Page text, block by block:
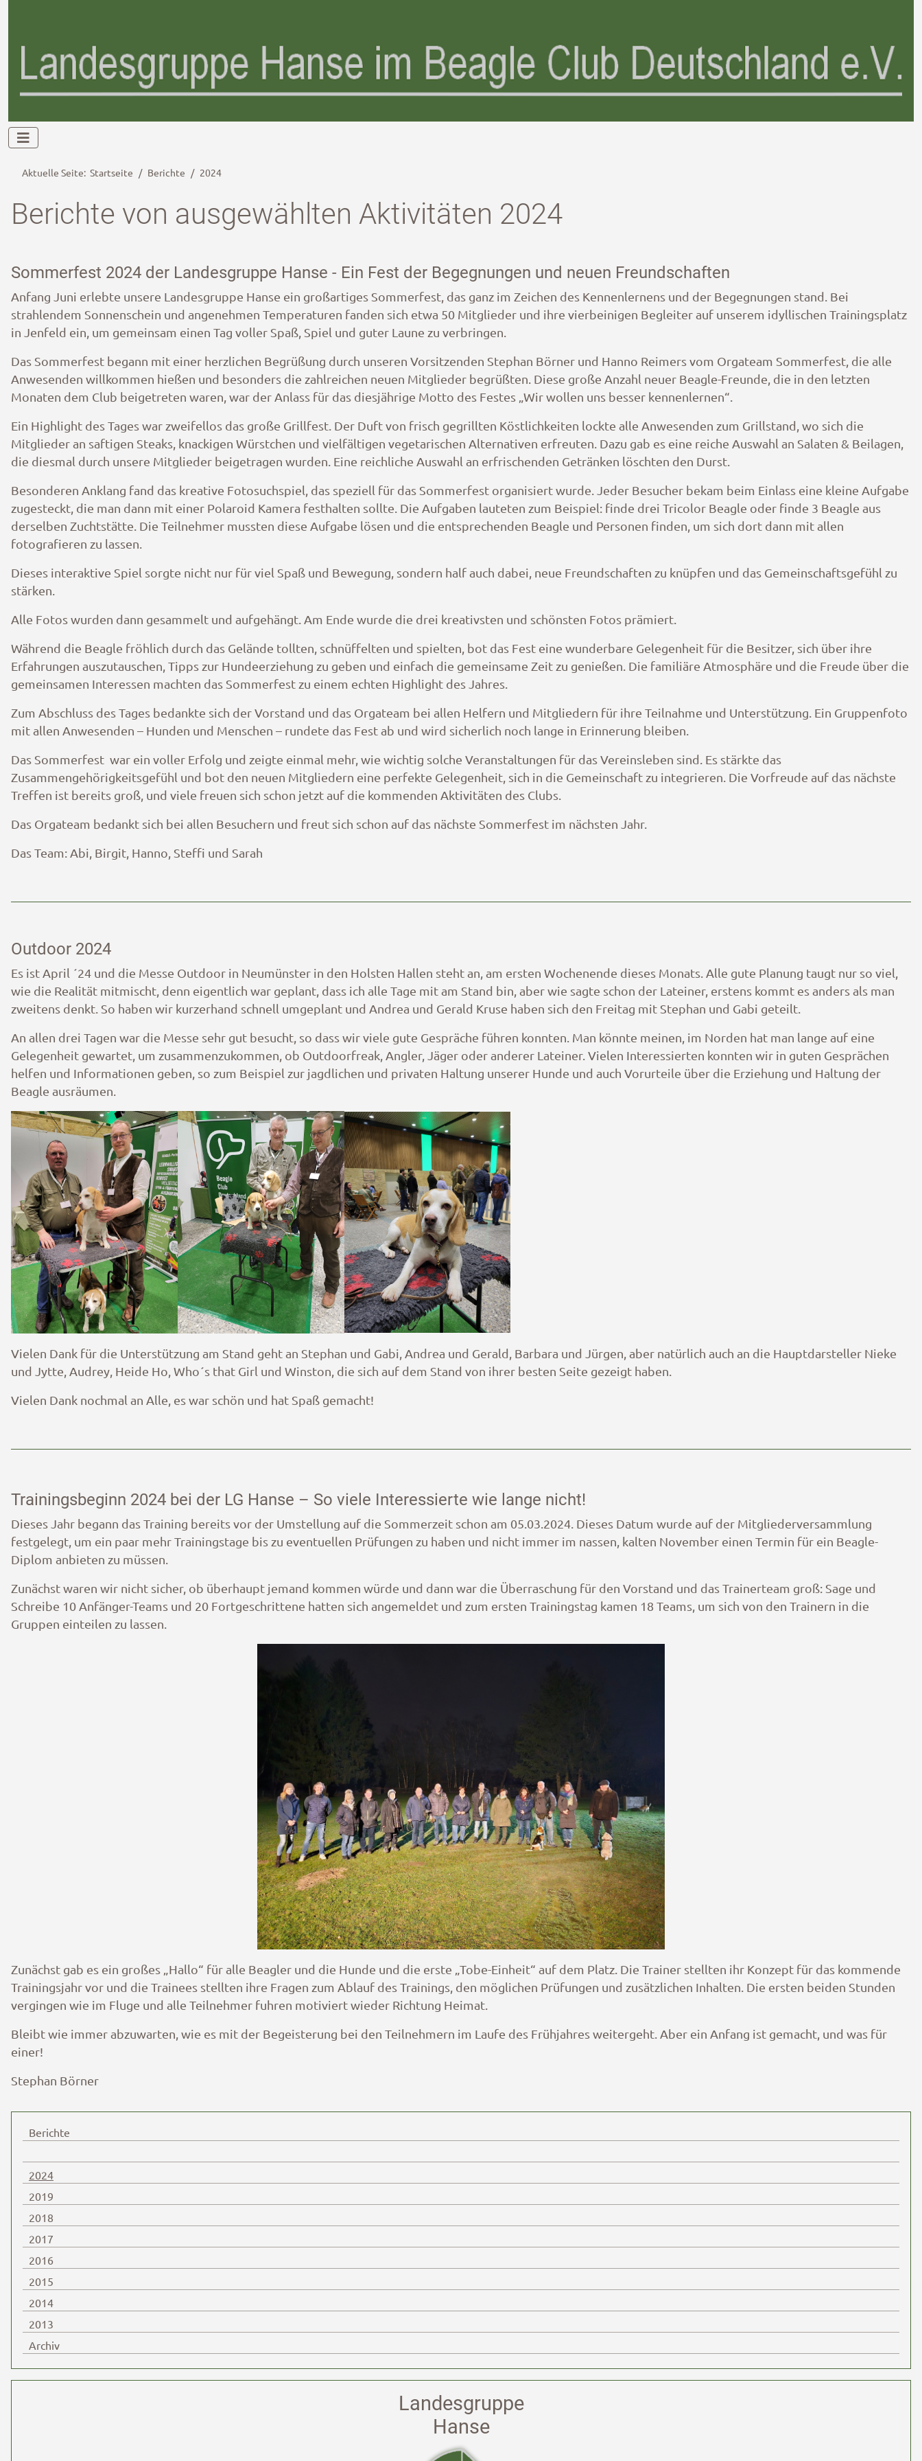
Berichte
2024
2019
2018
2017
2016
2015
2014
2013
Archiv
Landesgruppe
Hanse
Aktuelle Seite: Startseite Berichte 2024
Berichte von ausgewählten Aktivitäten 2024
Sommerfest 2024 der Landesgruppe Hanse - Ein Fest der Begegnungen und neuen Freundschaften
Anfang Juni erlebte unsere Landesgruppe Hanse ein großartiges Sommerfest, das ganz im Zeichen des Kennenlernens und der Begegnungen stand. Bei
strahlendem Sonnenschein und angenehmen Temperaturen fanden sich etwa 50 Mitglieder und ihre vierbeinigen Begleiter auf unserem idyllischen Trainingsplatz
in Jenfeld ein, um gemeinsam einen Tag voller Spaß, Spiel und guter Laune zu verbringen.
Das Sommerfest begann mit einer herzlichen Begrüßung durch unseren Vorsitzenden Stephan Börner und Hanno Reimers vom Orgateam Sommerfest, die alle
Anwesenden willkommen hießen und besonders die zahlreichen neuen Mitglieder begrüßten. Diese große Anzahl neuer Beagle-Freunde, die in den letzten
Monaten dem Club beigetreten waren, war der Anlass für das diesjährige Motto des Festes „Wir wollen uns besser kennenlernen“.
Ein Highlight des Tages war zweifellos das große Grillfest. Der Duft von frisch gegrillten Köstlichkeiten lockte alle Anwesenden zum Grillstand, wo sich die
Mitglieder an saftigen Steaks, knackigen Würstchen und vielfältigen vegetarischen Alternativen erfreuten. Dazu gab es eine reiche Auswahl an Salaten & Beilagen,
die diesmal durch unsere Mitglieder beigetragen wurden. Eine reichliche Auswahl an erfrischenden Getränken löschten den Durst.
Besonderen Anklang fand das kreative Fotosuchspiel, das speziell für das Sommerfest organisiert wurde. Jeder Besucher bekam beim Einlass eine kleine Aufgabe
zugesteckt, die man dann mit einer Polaroid Kamera festhalten sollte. Die Aufgaben lauteten zum Beispiel: finde drei Tricolor Beagle oder finde 3 Beagle aus
derselben Zuchtstätte. Die Teilnehmer mussten diese Aufgabe lösen und die entsprechenden Beagle und Personen finden, um sich dort dann mit allen
fotografieren zu lassen.
Dieses interaktive Spiel sorgte nicht nur für viel Spaß und Bewegung, sondern half auch dabei, neue Freundschaften zu knüpfen und das Gemeinschaftsgefühl zu
stärken.
Alle Fotos wurden dann gesammelt und aufgehängt. Am Ende wurde die drei kreativsten und schönsten Fotos prämiert.
Während die Beagle fröhlich durch das Gelände tollten, schnüffelten und spielten, bot das Fest eine wunderbare Gelegenheit für die Besitzer, sich über ihre
Erfahrungen auszutauschen, Tipps zur Hundeerziehung zu geben und einfach die gemeinsame Zeit zu genießen. Die familiäre Atmosphäre und die Freude über die
gemeinsamen Interessen machten das Sommerfest zu einem echten Highlight des Jahres.
Zum Abschluss des Tages bedankte sich der Vorstand und das Orgateam bei allen Helfern und Mitgliedern für ihre Teilnahme und Unterstützung. Ein Gruppenfoto
mit allen Anwesenden – Hunden und Menschen – rundete das Fest ab und wird sicherlich noch lange in Erinnerung bleiben.
Das Sommerfest war ein voller Erfolg und zeigte einmal mehr, wie wichtig solche Veranstaltungen für das Vereinsleben sind. Es stärkte das
Zusammengehörigkeitsgefühl und bot den neuen Mitgliedern eine perfekte Gelegenheit, sich in die Gemeinschaft zu integrieren. Die Vorfreude auf das nächste
Treffen ist bereits groß, und viele freuen sich schon jetzt auf die kommenden Aktivitäten des Clubs.
Das Orgateam bedankt sich bei allen Besuchern und freut sich schon auf das nächste Sommerfest im nächsten Jahr.
Das Team: Abi, Birgit, Hanno, Steffi und Sarah
Outdoor 2024
Es ist April ´24 und die Messe Outdoor in Neumünster in den Holsten Hallen steht an, am ersten Wochenende dieses Monats. Alle gute Planung taugt nur so viel,
wie die Realität mitmischt, denn eigentlich war geplant, dass ich alle Tage mit am Stand bin, aber wie sagte schon der Lateiner, erstens kommt es anders als man
zweitens denkt. So haben wir kurzerhand schnell umgeplant und Andrea und Gerald Kruse haben sich den Freitag mit Stephan und Gabi geteilt.
An allen drei Tagen war die Messe sehr gut besucht, so dass wir viele gute Gespräche führen konnten. Man könnte meinen, im Norden hat man lange auf eine
Gelegenheit gewartet, um zusammenzukommen, ob Outdoorfreak, Angler, Jäger oder anderer Lateiner. Vielen Interessierten konnten wir in guten Gesprächen
helfen und Informationen geben, so zum Beispiel zur jagdlichen und privaten Haltung unserer Hunde und auch Vorurteile über die Erziehung und Haltung der
Beagle ausräumen.
Vielen Dank für die Unterstützung am Stand geht an Stephan und Gabi, Andrea und Gerald, Barbara und Jürgen, aber natürlich auch an die Hauptdarsteller Nieke
und Jytte, Audrey, Heide Ho, Who´s that Girl und Winston, die sich auf dem Stand von ihrer besten Seite gezeigt haben.
Vielen Dank nochmal an Alle, es war schön und hat Spaß gemacht!
Trainingsbeginn 2024 bei der LG Hanse – So viele Interessierte wie lange nicht!
Dieses Jahr begann das Training bereits vor der Umstellung auf die Sommerzeit schon am 05.03.2024. Dieses Datum wurde auf der Mitgliederversammlung
festgelegt, um ein paar mehr Trainingstage bis zu eventuellen Prüfungen zu haben und nicht immer im nassen, kalten November einen Termin für ein Beagle-
Diplom anbieten zu müssen.
Zunächst waren wir nicht sicher, ob überhaupt jemand kommen würde und dann war die Überraschung für den Vorstand und das Trainerteam groß: Sage und
Schreibe 10 Anfänger-Teams und 20 Fortgeschrittene hatten sich angemeldet und zum ersten Trainingstag kamen 18 Teams, um sich von den Trainern in die
Gruppen einteilen zu lassen.
Zunächst gab es ein großes „Hallo“ für alle Beagler und die Hunde und die erste „Tobe-Einheit“ auf dem Platz. Die Trainer stellten ihr Konzept für das kommende
Trainingsjahr vor und die Trainees stellten ihre Fragen zum Ablauf des Trainings, den möglichen Prüfungen und zusätzlichen Inhalten. Die ersten beiden Stunden
vergingen wie im Fluge und alle Teilnehmer fuhren motiviert wieder Richtung Heimat.
Bleibt wie immer abzuwarten, wie es mit der Begeisterung bei den Teilnehmern im Laufe des Frühjahres weitergeht. Aber ein Anfang ist gemacht, und was für
einer!
Stephan Börner